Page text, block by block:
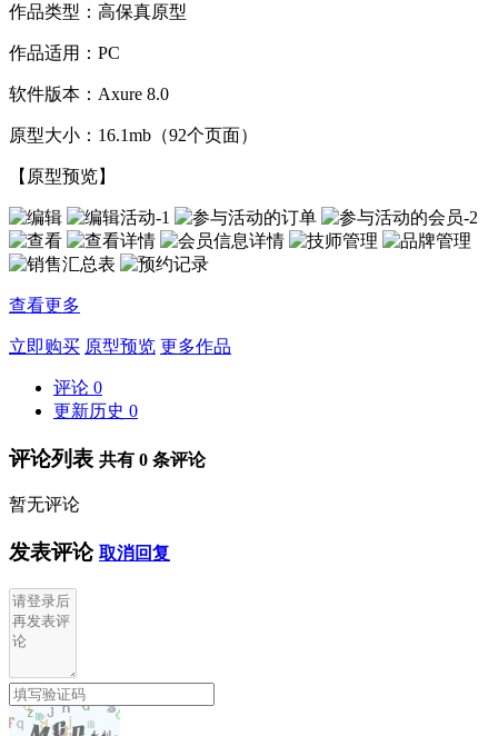
作品类型：高保真原型
作品适用：PC
软件版本：Axure 8.0
原型大小：16.1mb（92个页面）
【原型预览】
查看更多
立即购买 原型预览 更多作品
评论 0
更新历史 0
评论列表 共有 0 条评论
暂无评论
发表评论 取消回复